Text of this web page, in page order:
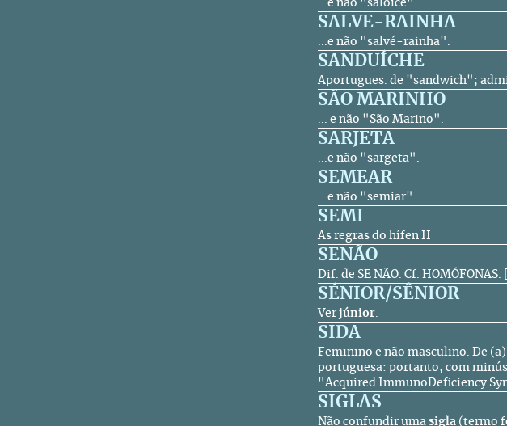
...e não "saloice".
SALVE-RAINHA
...e não "salvé-rainha".
SANDUÍCHE
Aportugues. de "sandwich";
SÃO MARINHO
... e não "São Marino".
SARJETA
...e não "sargeta".
SEMEAR
...e não "semiar".
SEMI
As regras do hífen II
SENÃO
Dif. de SE NÃO. Cf.
SÉNIOR/SÊNIOR
Ver júnior.
SIDA
Feminino e não masculino. De
portuguesa: portanto, com
"Acquired ImmunoDeficiency
SIGLAS
Não confundir uma sigla (termo